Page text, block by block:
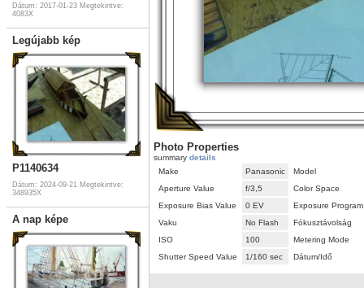
Dátum: 2017-01-23 Megtekintve:
4083X
Legújabb kép
P1140634
Dátum: 2024-09-21 Megtekintve:
348935X
A nap képe
Photo Properties
summary details
Make
Panasonic
Model
Aperture Value
f/3,5
Color Space
Exposure Bias Value
0 EV
Exposure Program
Vaku
No Flash
Fókusztávolság
ISO
100
Metering Mode
Shutter Speed Value
1/160 sec Dátum/Idő